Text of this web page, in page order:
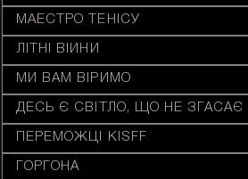
МАЕСТРО ТЕНІСУ
ЛІТНІ ВІЙНИ
МИ ВАМ ВІРИМО
ДЕСЬ Є СВІТЛО, ЩО НЕ ЗГАСАЄ
ПЕРЕМОЖЦІ KISFF
ГОРГОНА